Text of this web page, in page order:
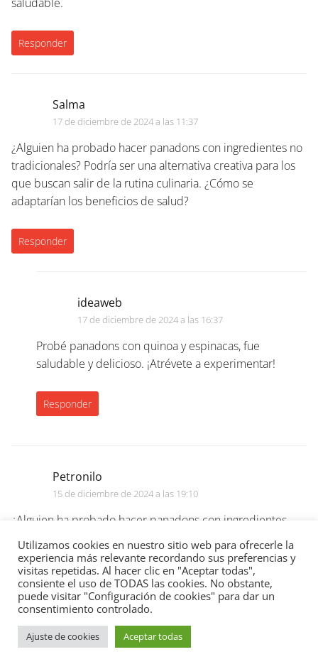
Responder
Salma
17 de diciembre de 2024 a las 11:37
¿Alguien ha probado hacer panadons con ingredientes no
tradicionales? Podría ser una alternativa creativa para los
que buscan salir de la rutina culinaria. ¿Cómo se
adaptarían los beneficios de salud?
Responder
ideaweb
17 de diciembre de 2024 a las 16:37
Probé panadons con quinoa y espinacas, fue
saludable y delicioso. ¡Atrévete a experimentar!
Responder
Petronilo
15 de diciembre de 2024 a las 19:10
¿Alguien ha probado hacer panadons con ingredientes
dulces? Creo que la combinación de bocadillo y postre
podría convertirse en una verdadera revolución culinaria.
¿Opiniones?
Responder
Utilizamos cookies en nuestro sitio web para ofrecerle la
experiencia más relevante recordando sus preferencias y
visitas repetidas. Al hacer clic en "Aceptar todas",
consiente el uso de TODAS las cookies. No obstante,
puede visitar "Configuración de cookies" para dar un
consentimiento controlado.
Ajuste de cookies Aceptar todas